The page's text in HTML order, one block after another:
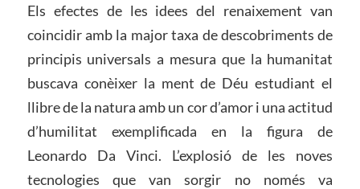
Els efectes de les idees del renaixement van
coincidir amb la major taxa de descobriments de
principis universals a mesura que la humanitat
buscava conèixer la ment de Déu estudiant el
llibre de la natura amb un cor d’amor i una actitud
d’humilitat exemplificada en la figura de
Leonardo Da Vinci. L’explosió de les noves
tecnologies que van sorgir no només va